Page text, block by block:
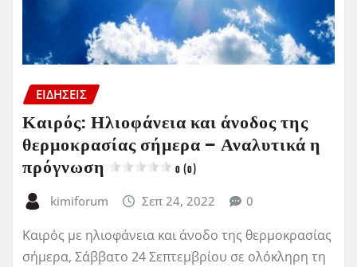
ΕΙΔΗΣΕΙΣ
Καιρός: Ηλιοφάνεια και άνοδος της
θερμοκρασίας σήμερα – Αναλυτικά η
πρόγνωση
0 (0)
kimiforum Σεπ 24, 2022 0
Καιρός με ηλιοφάνεια και άνοδο της θερμοκρασίας
σήμερα, Σάββατο 24 Σεπτεμβρίου σε ολόκληρη τη